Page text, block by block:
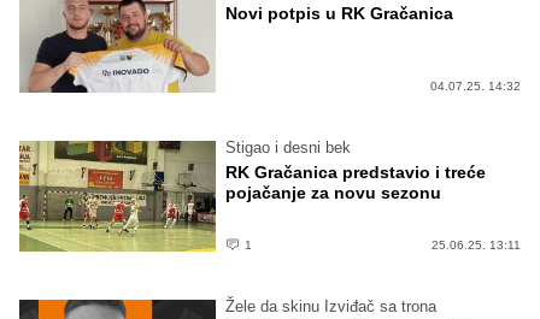
Novi potpis u RK Gračanica
04.07.25. 14:32
Stigao i desni bek
RK Gračanica predstavio i treće
pojačanje za novu sezonu
1 25.06.25. 13:11
Žele da skinu Izviđač sa trona